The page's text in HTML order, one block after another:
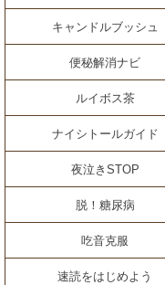
キャンドルブッシュ
便秘解消ナビ
ルイボス茶
ナイシトールガイド
夜泣きSTOP
脱！糖尿病
吃音克服
速読をはじめよう